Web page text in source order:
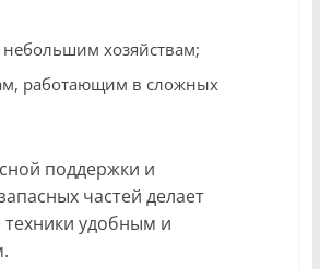
хозяйствам;
работающим в сложных
поддержки и
частей делает
техники удобным и